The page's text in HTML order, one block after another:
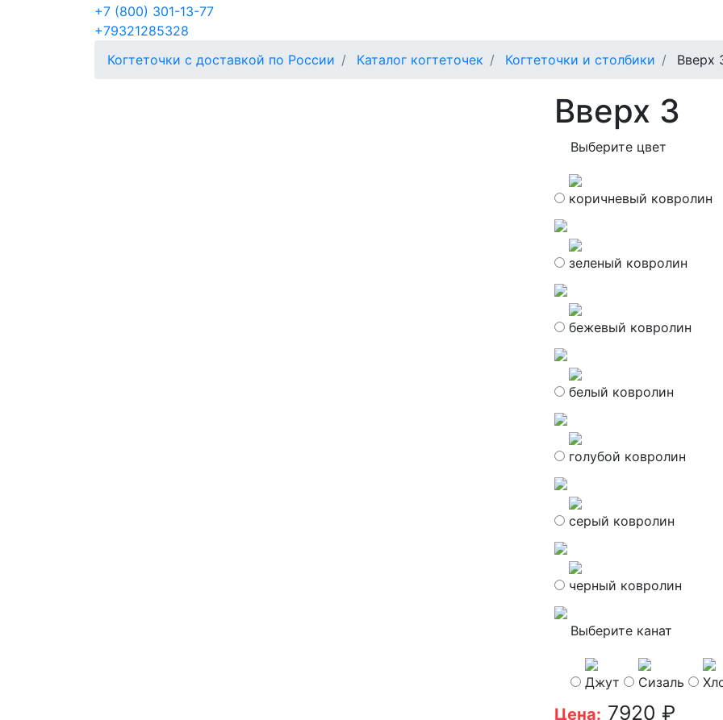
+7 (800) 301-13-77
+79321285328
Когтеточки с доставкой по России
Каталог когтеточек Когтеточки и столбики Вверх
Вверх 3
Выберите цвет
коричневый ковролин
зеленый ковролин
бежевый ковролин
белый ковролин
голубой ковролин
серый ковролин
черный ковролин
Выберите канат
Джут Сизаль
Цена: 7920 ₽